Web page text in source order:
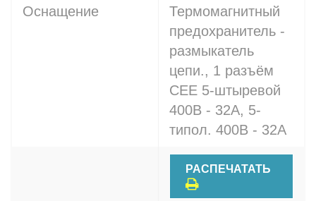
Оснащение
Термомагнитный
предохранитель -
размыкатель
цепи., 1 разъём
CEE 5-штыревой
400В - 32A, 5-
типол. 400В - 32A
РАСПЕЧАТАТЬ